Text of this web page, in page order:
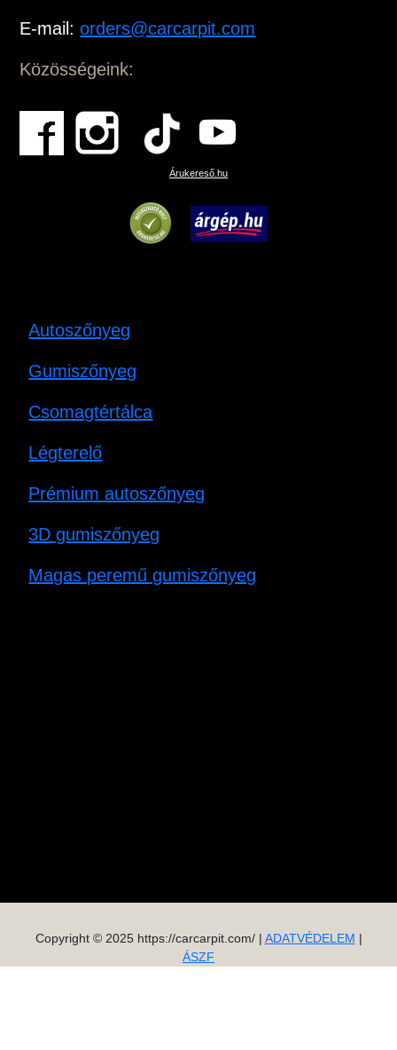
E-mail:orders@carcarpit.com
Közösségeink:
Árukereső.hu
Autoszőnyeg
Gumiszőnyeg
Csomagtértálca
Légterelő
Prémium autoszőnyeg
3D gumiszőnyeg
Magas peremű gumiszőnyeg
Copyright © 2025 https://carcarpit.com/ | ADATVÉDELEM |
ÁSZF